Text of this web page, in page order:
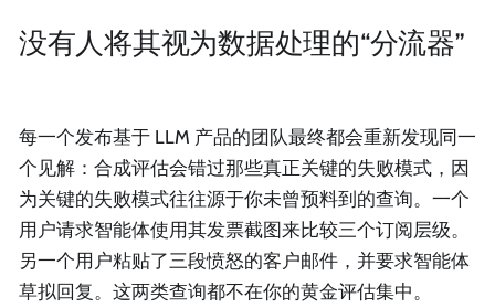
没有人将其视为数据处理的“分流器”
每一个发布基于 LLM 产品的团队最终都会重新发现同一
个见解：合成评估会错过那些真正关键的失败模式，因
为关键的失败模式往往源于你未曾预料到的查询。一个
用户请求智能体使用其发票截图来比较三个订阅层级。
另一个用户粘贴了三段愤怒的客户邮件，并要求智能体
草拟回复。这两类查询都不在你的黄金评估集中。